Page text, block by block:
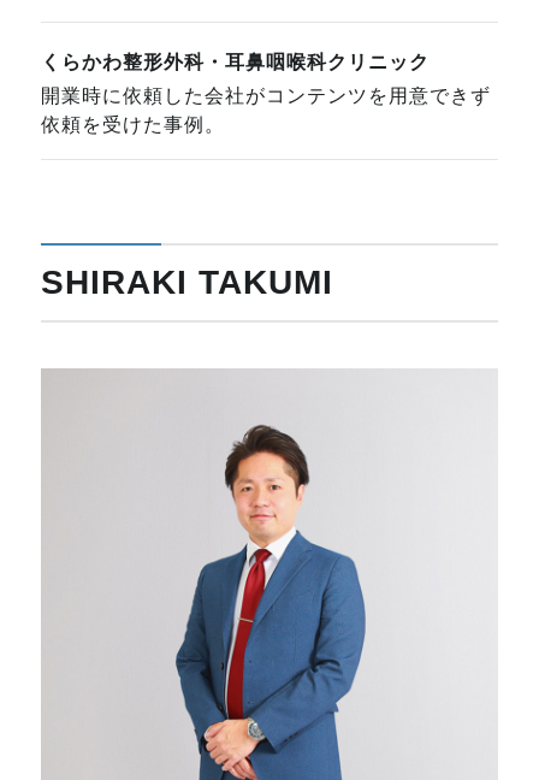
くらかわ整形外科・耳鼻咽喉科クリニック
開業時に依頼した会社がコンテンツを用意できず
依頼を受けた事例。
SHIRAKI TAKUMI